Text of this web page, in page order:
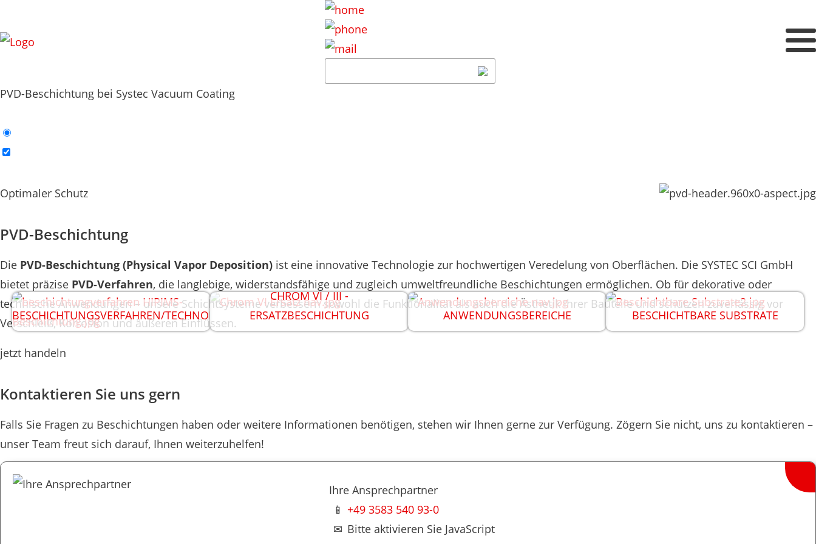
PVD-Beschichtung bei Systec Vacuum Coating
Optimaler Schutz
PVD-Beschichtung
Die PVD-Beschichtung (Physical Vapor Deposition) ist eine innovative Technologie zur hochwertigen Veredelung von Oberflächen. Die SYSTEC SCI GmbH
bietet präzise PVD-Verfahren, die langlebige, widerstandsfähige und zugleich umweltfreundliche Beschichtungen ermöglichen. Ob für dekorative oder
technische Anwendungen – unsere Schichtsysteme verbessern sowohl die Funktionalität als auch die Ästhetik Ihrer Bauteile und schützen zuverlässig vor
Verschleiß, Korrosion und äußeren Einflüssen.
BESCHICHTUNGSVERFAHREN/TECHNOLOGIE
CHROM VI / III -
ERSATZBESCHICHTUNG
ANWENDUNGSBEREICHE BESCHICHTBARE SUBSTRATE
jetzt handeln
Kontaktieren Sie uns gern
Falls Sie Fragen zu Beschichtungen haben oder weitere Informationen benötigen, stehen wir Ihnen gerne zur Verfügung. Zögern Sie nicht, uns zu kontaktieren –
unser Team freut sich darauf, Ihnen weiterzuhelfen!
Ihre Ansprechpartner
📱 +49 3583 540 93-0
✉ Bitte aktivieren Sie JavaScript